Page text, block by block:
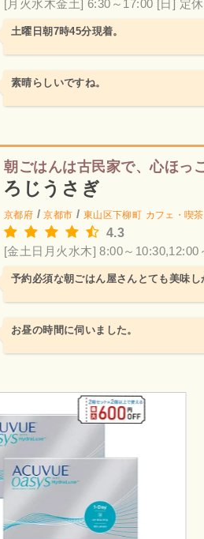
[月火水木金土] 6:30～17:00 [日] 定
土曜日朝7時45分現着。
素晴らしいですね。
朝ごはんは古民家で、心ほっ
ろじうさぎ
京都府 /京都市 / 東山区下柳町 カフェ・喫茶
4.3
[金土日月火水木] 8:00～10:30,12:00
予約必須な朝ごはん屋さんとても美味し
お昼の時間に伺いました。